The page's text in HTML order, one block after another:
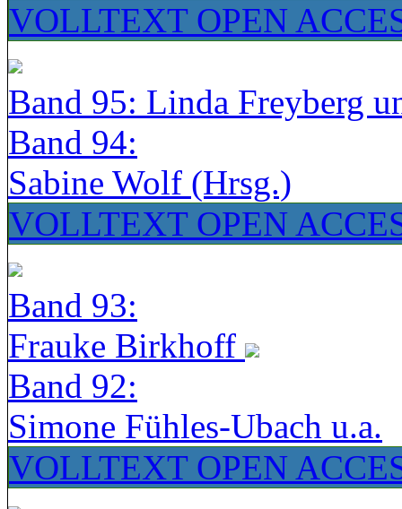
VOLLTEXT OPEN
Band 95: Linda Freyberg
Band 94:
Sabine Wolf (Hrsg.)
VOLLTEXT OPEN
Band 93:
Frauke Birkhoff
Band 92:
Simone Fühles-Ubach u.a.
VOLLTEXT OPEN